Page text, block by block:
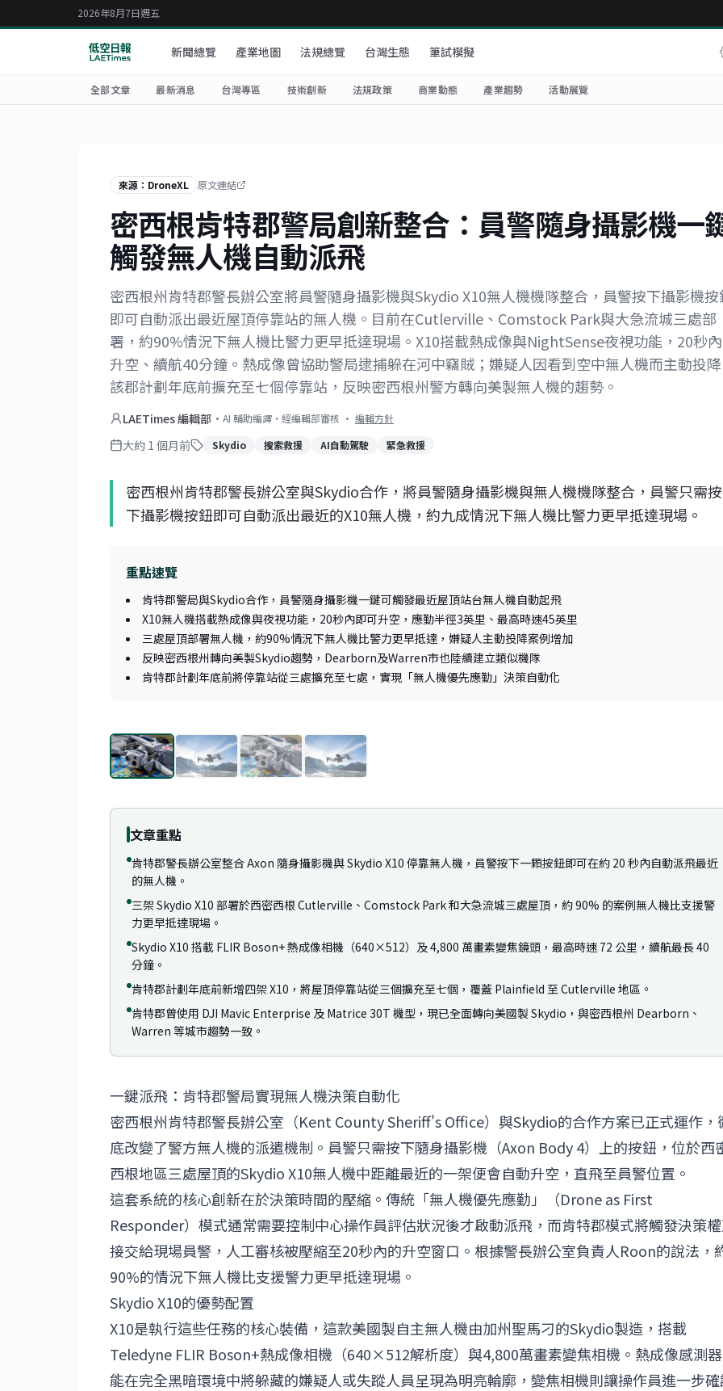
2026年8月7日週五
新聞總覽 產業地圖 法規總覽 台灣生態 筆試模擬
全部文章 最新消息 台灣專區 技術創新 法規政策 商業動態 產業趨勢 活動展覽
來源：DroneXL 原文連結
密西根肯特郡警局創新整合：員警隨身攝影機一
觸發無人機自動派飛
密西根州肯特郡警長辦公室將員警隨身攝影機與Skydio X10無人機機隊整合，員警按下攝影機按
即可自動派出最近屋頂停靠站的無人機。目前在Cutlerville、Comstock Park與大急流城三處部
署，約90%情況下無人機比警力更早抵達現場。X10搭載熱成像與NightSense夜視功能，20秒內
升空、續航40分鐘。熱成像曾協助警局逮捕躲在河中竊賊；嫌疑人因看到空中無人機而主動投降
該郡計劃年底前擴充至七個停靠站，反映密西根州警方轉向美製無人機的趨勢。
LAETimes 編輯部 · AI 輔助編譯・經編輯部審核 · 編輯方針
大約 1 個月前 Skydio 搜索救援 AI自動駕駛 緊急救援
密西根州肯特郡警長辦公室與Skydio合作，將員警隨身攝影機與無人機機隊整合，員警只需按
下攝影機按鈕即可自動派出最近的X10無人機，約九成情況下無人機比警力更早抵達現場。
重點速覽
肯特郡警局與Skydio合作，員警隨身攝影機一鍵可觸發最近屋頂站台無人機自動起飛
X10無人機搭載熱成像與夜視功能，20秒內即可升空，應勤半徑3英里、最高時速45英里
三處屋頂部署無人機，約90%情況下無人機比警力更早抵達，嫌疑人主動投降案例增加
反映密西根州轉向美製Skydio趨勢，Dearborn及Warren市也陸續建立類似機隊
肯特郡計劃年底前將停靠站從三處擴充至七處，實現「無人機優先應勤」決策自動化
文章重點
肯特郡警長辦公室整合 Axon 隨身攝影機與 Skydio X10 停靠無人機，員警按下一顆按鈕即可在約 20 秒內自動派飛最近
的無人機。
三架 Skydio X10 部署於西密西根 Cutlerville、Comstock Park 和大急流城三處屋頂，約 90% 的案例無人機比支援警
力更早抵達現場。
Skydio X10 搭載 FLIR Boson+ 熱成像相機（640×512）及 4,800 萬畫素變焦鏡頭，最高時速 72 公里，續航最長 40
分鐘。
肯特郡計劃年底前新增四架 X10，將屋頂停靠站從三個擴充至七個，覆蓋 Plainfield 至 Cutlerville 地區。
肯特郡曾使用 DJI Mavic Enterprise 及 Matrice 30T 機型，現已全面轉向美國製 Skydio，與密西根州 Dearborn、
Warren 等城市趨勢一致。
一鍵派飛：肯特郡警局實現無人機決策自動化
密西根州肯特郡警長辦公室（Kent County Sheriff's Office）與Skydio的合作方案已正式運作，
底改變了警方無人機的派遣機制。員警只需按下隨身攝影機（Axon Body 4）上的按鈕，位於西
西根地區三處屋頂的Skydio X10無人機中距離最近的一架便會自動升空，直飛至員警位置。
這套系統的核心創新在於決策時間的壓縮。傳統「無人機優先應勤」（Drone as First
Responder）模式通常需要控制中心操作員評估狀況後才啟動派飛，而肯特郡模式將觸發決策
接交給現場員警，人工審核被壓縮至20秒內的升空窗口。根據警長辦公室負責人Roon的說法，
90%的情況下無人機比支援警力更早抵達現場。
Skydio X10的優勢配置
X10是執行這些任務的核心裝備，這款美國製自主無人機由加州聖馬刁的Skydio製造，搭載
Teledyne FLIR Boson+熱成像相機（640×512解析度）與4,800萬畫素變焦相機。熱成像感測器
能在完全黑暗環境中將躲藏的嫌疑人或失蹤人員呈現為明亮輪廓，變焦相機則讓操作員進一步